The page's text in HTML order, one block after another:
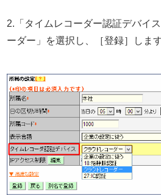
2.「タイムレコーダー認証デバイ
ーダー」を選択し、［登録］します